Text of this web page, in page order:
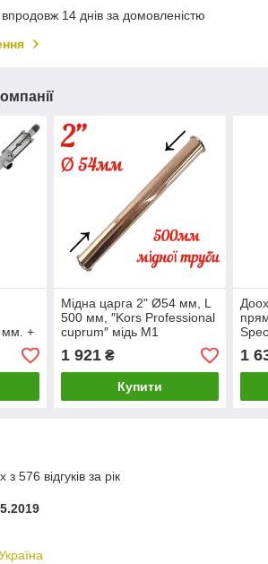
14 днів за домовленістю
мм. +
з
Мідна царга 2" Ø54 мм, L
500 мм, ″Kors Professional
cuprum″ мідь М1
1 921₴
Купити
на
1
576 відгуків за рік